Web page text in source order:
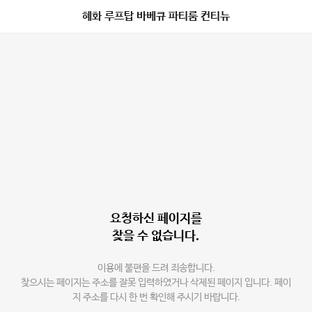
혜화 루프탑 바베큐 파티룸 컨티뉴
요청하신 페이지를
찾을 수 없습니다.
이용에 불편을 드려 죄송합니다.
찾으시는 페이지는 주소를 잘못 입력하였거나 삭제된 페이지 입니다. 페이
지 주소를 다시 한 번 확인해 주시기 바랍니다.